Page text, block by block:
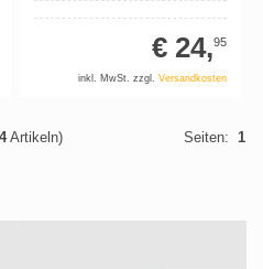
€ 24,95
inkl. MwSt. zzgl. Versandkosten
Artikeln) Seiten: 1